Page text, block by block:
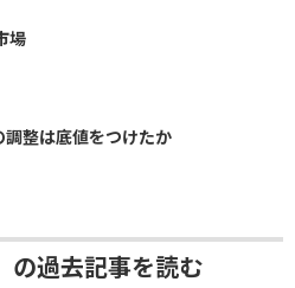
場
調整は底値をつけたか
の過去記事を読む